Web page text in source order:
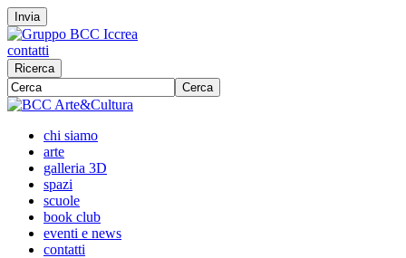
Invia
contatti
Ricerca
Cerca
chi siamo
arte
galleria 3D
spazi
scuole
book club
eventi e news
contatti